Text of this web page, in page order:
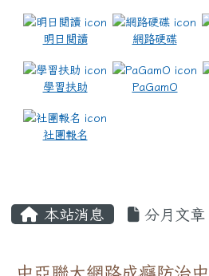
明日閱讀 網路硬碟
學習扶助 PaGamO
社團報名
本站消息 分月文章